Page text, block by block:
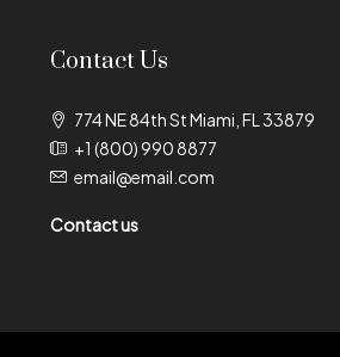
Contact Us
774 NE 84th St Miami, FL 33879
+1 (800) 990 8877
email@email.com
Contact us